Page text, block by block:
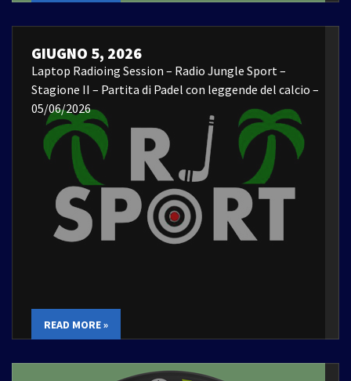
GIUGNO 5, 2026
Laptop Radioing Session – Radio Jungle Sport –
Stagione II – Partita di Padel con leggende del calcio –
05/06/2026
READ MORE »